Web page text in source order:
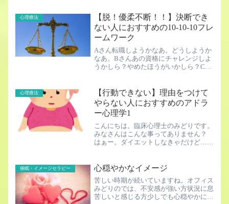
しなくていい 学校に行きたくない時は
行かなくていい...
心理療法
【脱！優柔不断！！】決断でき
ない人におすすめの10-10-10フレ
ームワーク
Aさん転職しようかなあ。どうしようか
なあ。Bさんあの資格にチャレンジしよ
うかしら？やめたほうがいかしら？Cさ
れない属ホモサピエンスの皆様ごきげん
よう。臨床心理士のみどり...
心理療法
【行動できない】理由をつけて
やらない人におすすめのアドラ
ー心理学1
こんにちは。臨床心理士のみどりです。
みなさんはこんな事ってありません？
はぁー。ダイエットしなきゃだけど…で
ど断れない…こんな、☓☓だから、○○し
たいけど、出来ない。あ...
催眠・イメージセラピー 心穏やかなイメージ
苦しい時期が続いていますね。オフィス
みどりのでは、不安感が強い方状況に息
苦しいと感じる方少しでも心穏やかに1